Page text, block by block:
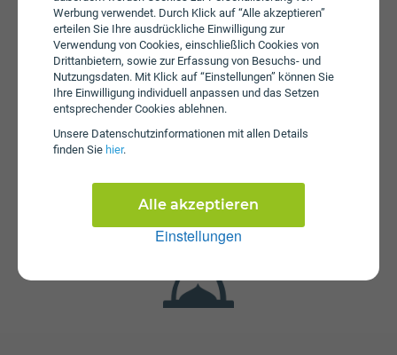
Werbung verwendet. Durch Klick auf “Alle akzeptieren”
erteilen Sie Ihre ausdrückliche Einwilligung zur
Verwendung von Cookies, einschließlich Cookies von
Drittanbietern, sowie zur Erfassung von Besuchs- und
Nutzungsdaten. Mit Klick auf “Einstellungen” können Sie
Ihre Einwilligung individuell anpassen und das Setzen
entsprechender Cookies ablehnen.
Unsere Daten­schutz­informationen mit allen Details
finden Sie hier.
Einstellungen
Alle akzeptieren
Fristen
Die Kündigungsfrist beträgt 1 Monat.